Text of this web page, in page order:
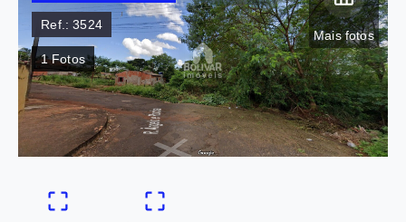
Mais fotos
Ref.:3524
1Fotos